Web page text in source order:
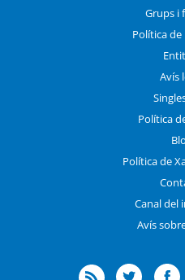
Grups i
Política
Avís
Política
Política de
Canal del
Avís